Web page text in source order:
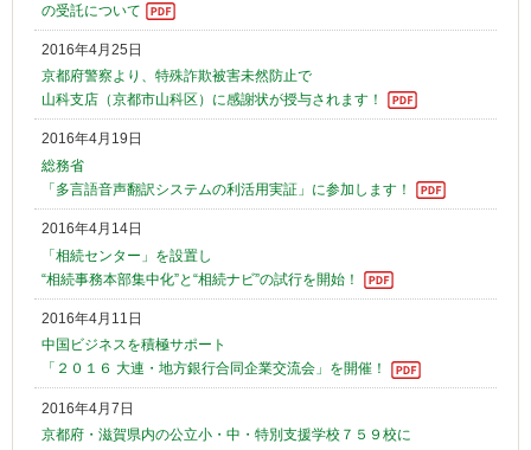
の受託について
2016年4月25日
京都府警察より、特殊詐欺被害未然防止で
山科支店（京都市山科区）に感謝状が授与されます！
2016年4月19日
総務省
「多言語音声翻訳システムの利活用実証」に参加します！
2016年4月14日
「相続センター」を設置し
“相続事務本部集中化”と“相続ナビ”の試行を開始！
2016年4月11日
中国ビジネスを積極サポート
「２０１６ 大連・地方銀行合同企業交流会」を開催！
2016年4月7日
京都府・滋賀県内の公立小・中・特別支援学校７５９校に